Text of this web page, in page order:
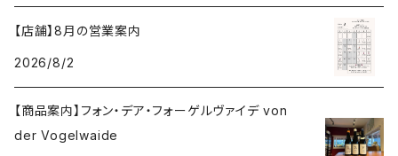
【店舗】8月の営業案内
2026/8/2
【商品案内】フォン・デア・フォーゲルヴァイデ von
der Vogelwaide